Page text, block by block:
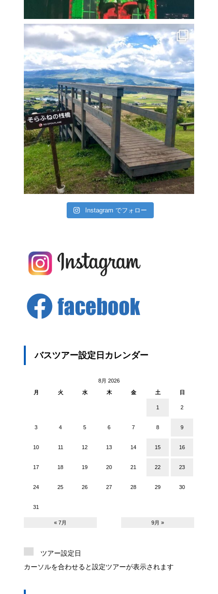
Instagram でフォロー
バスツアー設定日カレンダー
8月 2026
月
火 水 木 金 土 日
1 2
3 4 5 6 7 8 9
10 11 12 13 14 15 16
17 18 19 20 21 22 23
24 25 26 27 28 29 30
31
« 7月 9月 »
ツアー設定日
カーソルを合わせると設定ツアーが表示されます